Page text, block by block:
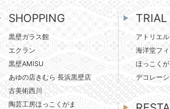
SHOPPING
黒壁ガラス館
エクラン
黒壁AMISU
あゆの店きむら 長浜黒壁店
古美術西川
陶芸工房ほっこくがま
TRIAL
アトリエ
海洋堂フ
ほっこく
デコレー